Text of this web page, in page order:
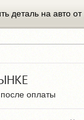
деталь на авто от
оплаты